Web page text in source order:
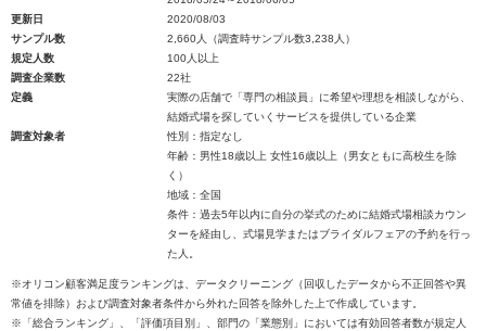
更新日
2020/08/03
サンプル数
2,660人（調査時サンプル数3,238人）
規定人数
100人以上
調査企業数
22社
定義
実際の店舗で「専門の相談員」に希望や理想を相談しながら、
結婚式場を探していくサービスを提供している企業
調査対象者
性別：指定なし
年齢：男性18歳以上 女性16歳以上（男女ともに高校生を除
く）
地域：全国
条件：過去5年以内に自分の挙式のために結婚式場相談カウン
ターを経由し、式場見学またはブライダルフェアの予約を行っ
た人。
※オリコン顧客満足度ランキングは、データクリーニング（回収したデータから不正回答や異
常値を排除）および調査対象者条件から外れた回答を除外した上で作成しています。
※「総合ランキング」、「評価項目別」、部門の「業態別」においては有効回答者数が規定人